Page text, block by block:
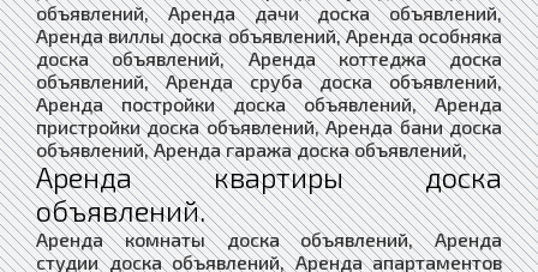
объявлений, Аренда дачи доска объявлений,
Аренда виллы доска объявлений, Аренда особняка
доска объявлений, Аренда коттеджа доска
объявлений, Аренда сруба доска объявлений,
Аренда постройки доска объявлений, Аренда
пристройки доска объявлений, Аренда бани доска
объявлений, Аренда гаража доска объявлений,
Аренда квартиры доска
объявлений.
Аренда комнаты доска объявлений, Аренда
студии доска объявлений, Аренда апартаментов